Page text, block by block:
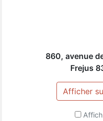
860, avenue
Frejus
Afficher